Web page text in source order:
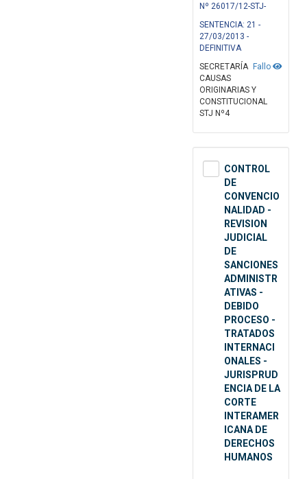
Nº 26017/12-STJ-
SENTENCIA: 21 -
27/03/2013 -
DEFINITIVA
Fallo
SECRETARÍA
CAUSAS
ORIGINARIAS Y
CONSTITUCIONAL
STJ Nº4
CONTROL
DE
CONVENCIO
NALIDAD -
REVISION
JUDICIAL
DE
SANCIONES
ADMINISTR
ATIVAS -
DEBIDO
PROCESO -
TRATADOS
INTERNACI
ONALES -
JURISPRUD
ENCIA DE LA
CORTE
INTERAMER
ICANA DE
DERECHOS
HUMANOS